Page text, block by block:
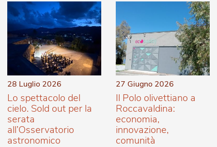
28 Luglio 2026
Lo spettacolo del
cielo. Sold out per la
serata
all’Osservatorio
astronomico
27 Giugno 2026
Il Polo olivettiano a
Roccavaldina:
economia,
innovazione,
comunità